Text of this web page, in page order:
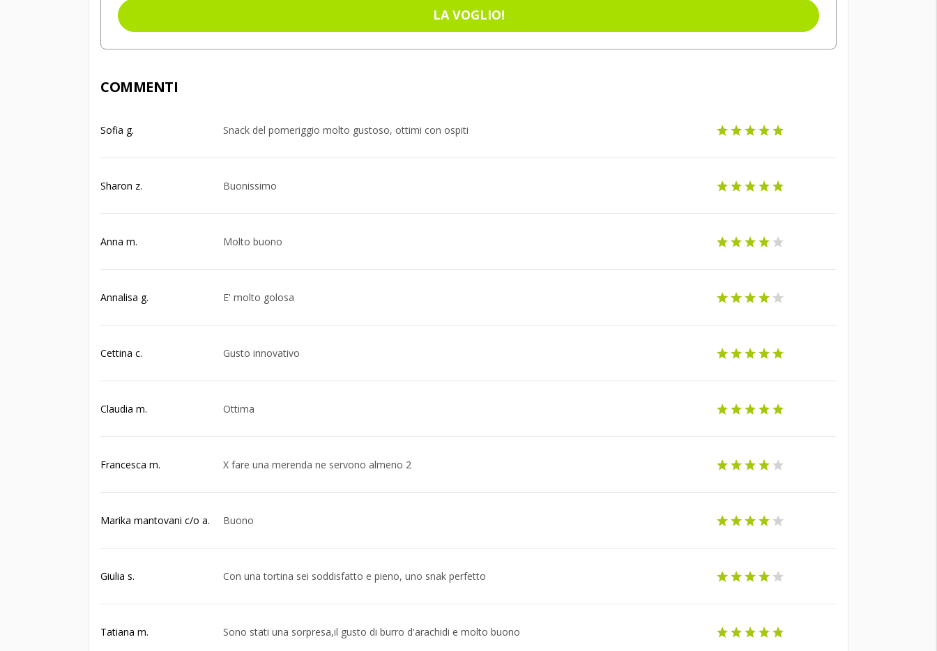
LA VOGLIO!
COMMENTI
Sofia g. Snack del pomeriggio molto gustoso, ottimi con ospiti
Sharon z. Buonissimo
Anna m. Molto buono
Annalisa g. E' molto golosa
Cettina c. Gusto innovativo
Claudia m. Ottima
Francesca m. X fare una merenda ne servono almeno 2
Marika mantovani c/o a. Buono
Giulia s. Con una tortina sei soddisfatto e pieno, uno snak perfetto
Tatiana m. Sono stati una sorpresa,il gusto di burro d'arachidi e molto buono